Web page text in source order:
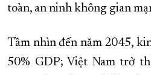
toàn, an ninh không gian
Tầm nhìn đến năm 2045,
50% GDP; Việt Nam trở